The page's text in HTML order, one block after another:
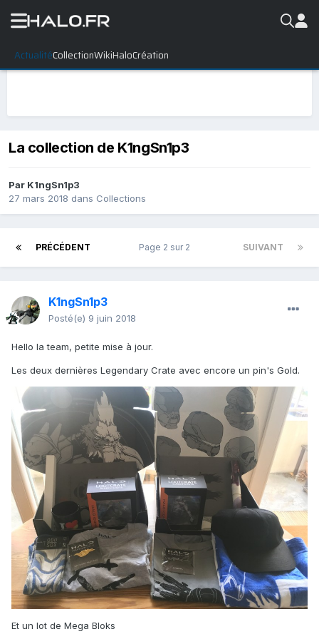
ActualitéCollectionWikiHaloCréation
La collection de K1ngSn1p3
Par K1ngSn1p3
27 mars 2018 dans Collections
PRÉCÉDENT SUIVANT
Page 2 sur 2
K1ngSn1p3
Posté(e) 9 juin 2018
Hello la team, petite mise à jour.
Les deux dernières Legendary Crate avec encore un pin's Gold.
Et un lot de Mega Bloks